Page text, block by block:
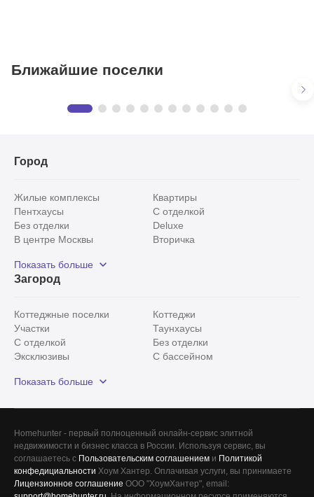
Ближайшие поселки
НПИЗ Барвиха
Город
Жилые комплексы
Квартиры
Пентхаусы
С отделкой
Без отделки
Deluxe
В центре Москвы
Вторичка
Рядом с парком
С панорамными окнами
Показать больше
Загород
Коттеджные поселки
Коттеджи
Участки
Таунхаусы
С отделкой
Без отделки
Эксклюзивы
С бассейном
Красногорский район
Показать больше
Homehunter - первый полноценный онлайн-сервис элитной
недвижимости и бизнес класса в России. Используя сервис, вы
соглашаетесь с Пользовательским соглашением и Политикой
конфедициальности Хоум Хантер. Оплачивая услуги, вы принимаете
Лицензионное соглашение ООО "ХоумХантер", email:
Сегодня
Вчера 0